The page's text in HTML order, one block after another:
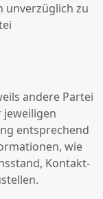
unverzüglich zu
andere Partei
jeweiligen
entsprechend
wie
Kontakt-